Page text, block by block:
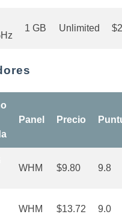
1 GB Unlimited
Panel Precio
WHM $9.80 9.8
WHM $13.72 9.0